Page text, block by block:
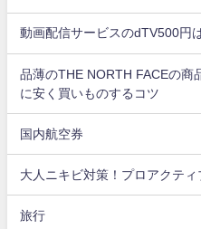
動画配信サービスのdTV500円
品薄のTHE NORTH FACEの商
に安く買いものするコツ
国内航空券
大人ニキビ対策！プロアクティ
旅行